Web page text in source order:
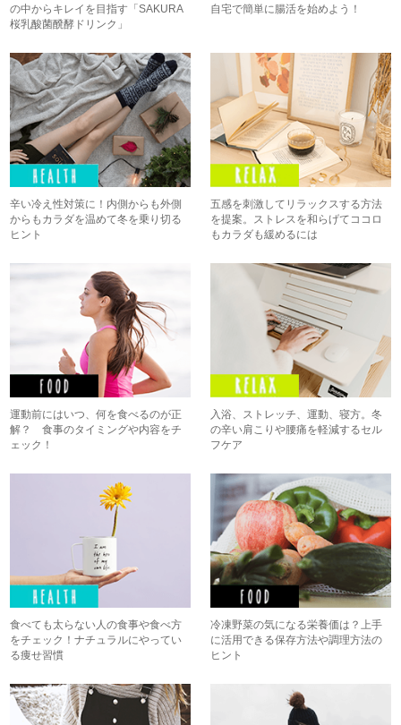
の中からキレイを目指す「SAKURA
桜乳酸菌醗酵ドリンク」
自宅で簡単に腸活を始めよう！
辛い冷え性対策に！内側からも外側
からもカラダを温めて冬を乗り切る
ヒント
五感を刺激してリラックスする方法
を提案。ストレスを和らげてココロ
もカラダも緩めるには
運動前にはいつ、何を食べるのが正
解？ 食事のタイミングや内容をチ
ェック！
入浴、ストレッチ、運動、寝方。冬
の辛い肩こりや腰痛を軽減するセル
フケア
食べても太らない人の食事や食べ方
をチェック！ナチュラルにやってい
る痩せ習慣
冷凍野菜の気になる栄養価は？上手
に活用できる保存方法や調理方法の
ヒント